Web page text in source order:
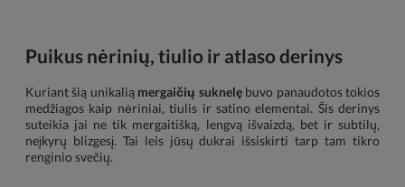
Puikus nėrinių, tiulio ir atlaso derinys
Kuriant šią unikalią mergaičių suknelębuvo panaudotos tokios
medžiagos kaip nėriniai, tiulis ir satino elementai. Šis derinys
suteikia jai ne tik mergaitišką, lengvą išvaizdą, bet ir subtilų,
neįkyrų blizgesį. Tai leis jūsų dukrai išsiskirti tarp tam tikro
renginio svečių.